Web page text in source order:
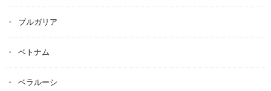
ブルガリア
ベトナム
ベラルーシ